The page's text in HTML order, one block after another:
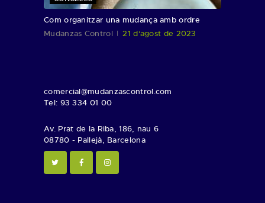
Com organitzar una mudança amb ordre
Mudanzas Control
21 d'agost de 2023
comercial@mudanzascontrol.com
Tel: 93 334 01 00
Av. Prat de la Riba, 186, nau 6
08780 - Pallejà, Barcelona